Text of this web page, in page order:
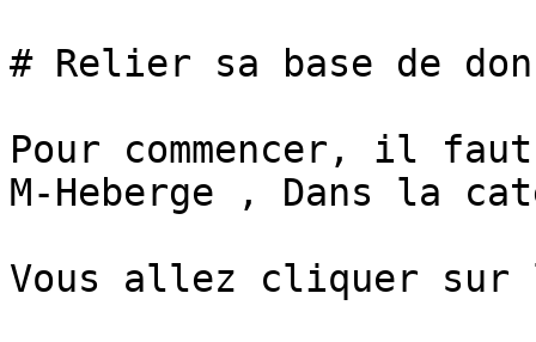
# Relier sa base de
Pour commencer, il
M-Heberge , Dans la
Vous allez cliquer sur